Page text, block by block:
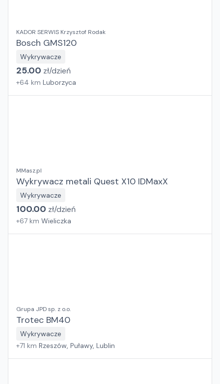
KADOR SERWIS Krzysztof Rodak
Bosch GMS120
Wykrywacze
25.00 zł/dzień
+64 km Luborzyca
MMasz.pl
Wykrywacz metali Quest X10 IDMaxX
Wykrywacze
100.00 zł/dzień
+67 km Wieliczka
Grupa JPD sp. z o.o.
Trotec BM40
Wykrywacze
+71 km Rzeszów, Puławy, Lublin